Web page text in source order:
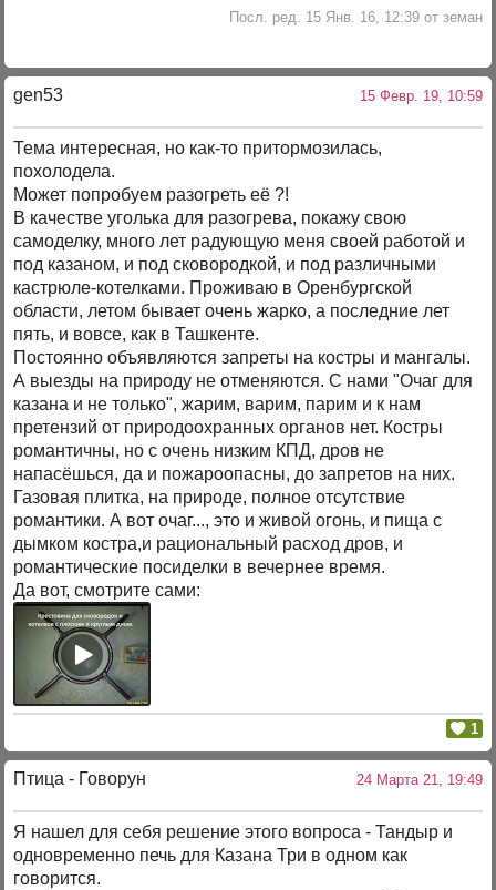
Посл. ред. 15 Янв. 16, 12:39 от земан
gen53 15 Февр. 19, 10:59
Тема интересная, но как-то притормозилась,
похолодела.
Может попробуем разогреть её ?!
В качестве уголька для разогрева, покажу свою
самоделку, много лет радующую меня своей работой и
под казаном, и под сковородкой, и под различными
кастрюле-котелками. Проживаю в Оренбургской
области, летом бывает очень жарко, а последние лет
пять, и вовсе, как в Ташкенте.
Постоянно объявляются запреты на костры и мангалы.
А выезды на природу не отменяются. С нами "Очаг для
казана и не только", жарим, варим, парим и к нам
претензий от природоохранных органов нет. Костры
романтичны, но с очень низким КПД, дров не
напасёшься, да и пожароопасны, до запретов на них.
Газовая плитка, на природе, полное отсутствие
романтики. А вот очаг..., это и живой огонь, и пища с
дымком костра,и рациональный расход дров, и
романтические посиделки в вечернее время.
Да вот, смотрите сами:
1
Птица - Говорун 24 Марта 21, 19:49
Я нашел для себя решение этого вопроса - Тандыр и
одновременно печь для Казана Три в одном как
говорится.